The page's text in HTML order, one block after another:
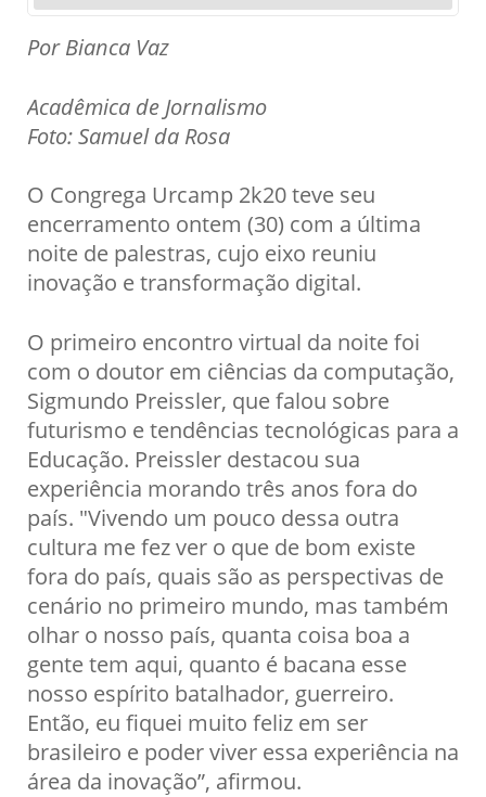
Por Bianca Vaz
Acadêmica de Jornalismo
Foto: Samuel da Rosa
O Congrega Urcamp 2k20 teve seu
encerramento ontem (30) com a última
noite de palestras, cujo eixo reuniu
inovação e transformação digital.
O primeiro encontro virtual da noite foi
com o doutor em ciências da computação,
Sigmundo Preissler, que falou sobre
futurismo e tendências tecnológicas para a
Educação. Preissler destacou sua
experiência morando três anos fora do
país. "Vivendo um pouco dessa outra
cultura me fez ver o que de bom existe
fora do país, quais são as perspectivas de
cenário no primeiro mundo, mas também
olhar o nosso país, quanta coisa boa a
gente tem aqui, quanto é bacana esse
nosso espírito batalhador, guerreiro.
Então, eu fiquei muito feliz em ser
brasileiro e poder viver essa experiência na
área da inovação”, afirmou.